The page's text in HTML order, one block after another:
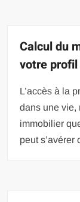
Calcul du
votre profil
L’accès à la
dans une vie,
immobilier
peut s’avérer